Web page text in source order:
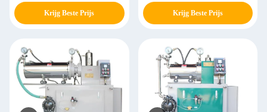
Stalen Schijven
Krijg Beste Prijs
Waterbasis
Krijg Beste Prijs